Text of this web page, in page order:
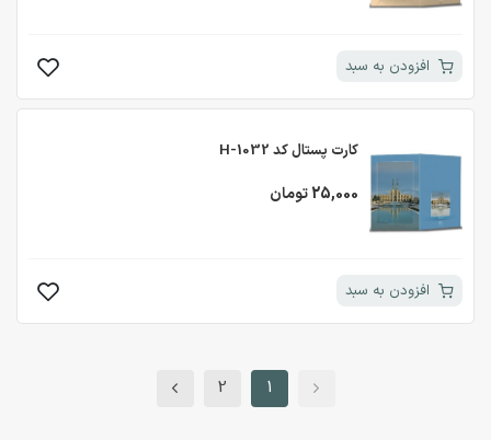
افزودن به سبد
کارت پستال کد H-1032
25,000 تومان
افزودن به سبد
1
2